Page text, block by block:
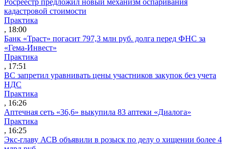
кадастровой стоимости
Практика
, 18:00
Банк «Траст» погасит 797,3 млн руб. долга перед ФНС за
«Гема-Инвест»
Практика
, 17:51
ВС запретил уравнивать цены участников закупок без учета
НДС
Практика
, 16:26
Аптечная сеть «36,6» выкупила 83 аптеки «Диалога»
Практика
, 16:25
Экс-главу АСВ объявили в розыск по делу о хищении более 4